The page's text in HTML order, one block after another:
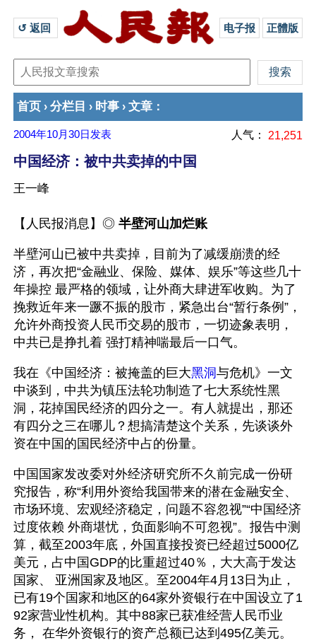
↺ 返回 电子报 正體版
首页 › 分栏目 › 时事 › 文章 ：
2004年10月30日 发表 人气： 21,251
中国经济：被中共卖掉的中国
王一峰
【人民报消息】◎ 半壁河山加烂账
半壁河山已被中共卖掉，目前为了减缓崩溃的经
济，再次把“金融业、保险、媒体、娱乐”等这些几十
年操控 最严格的领域，让外商大肆进军收购。为了
挽救近年来一蹶不振的股市，紧急出台“暂行条例”，
允许外商投资人民币交易的股市，一切迹象表明，
中共已是挣扎着 强打精神喘最后一口气。
我在《中国经济：被掩盖的巨大黑洞与危机》一文
中谈到，中共为镇压法轮功制造了七大系统性黑
洞，花掉国民经济的四分之一。有人就提出，那还
有四分之三在哪儿？想搞清楚这个关系，先谈谈外
资在中国的国民经济中占的份量。
中国国家发改委对外经济研究所不久前完成一份研
究报告，称“利用外资给我国带来的潜在金融安全、
市场环境、宏观经济稳定，问题不容忽视”“中国经济
过度依赖 外商堪忧，负面影响不可忽视”。报告中测
算，截至2003年底，外国直接投资已经超过5000亿
美元，占中国GDP的比重超过40％，大大高于发达
国家、 亚洲国家及地区。至2004年4月13日为止，
已有19个国家和地区的64家外资银行在中国设立了1
92家营业性机构。其中88家已获准经营人民币业
务， 在华外资银行的资产总额已达到495亿美元。